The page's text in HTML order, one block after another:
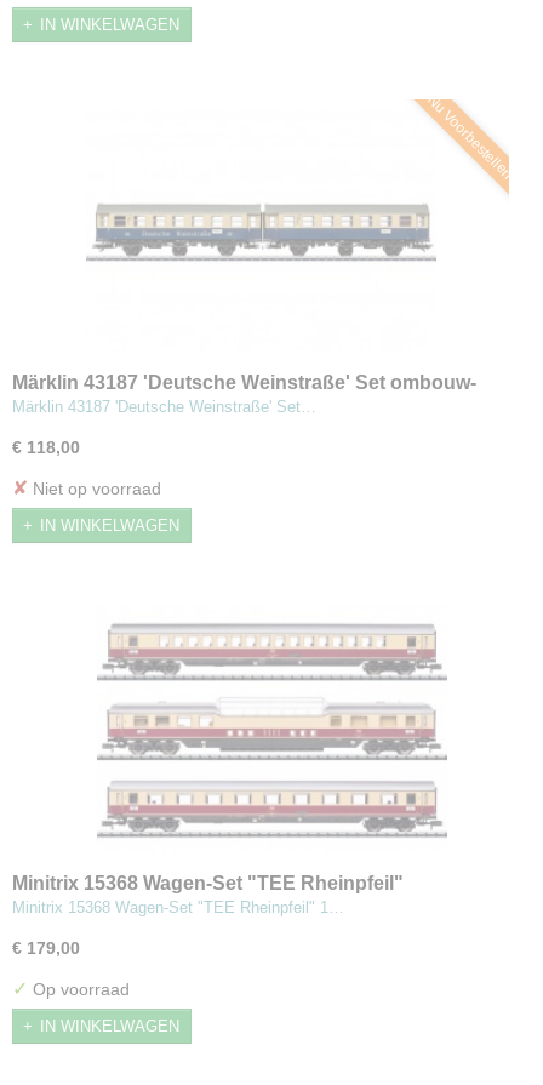
IN WINKELWAGEN
Nu Voorbestellen
Märklin 43187 'Deutsche Weinstraße' Set ombouw-
rijtuigen
Märklin 43187 'Deutsche Weinstraße' Set…
€ 118,00
✘ Niet op voorraad
IN WINKELWAGEN
Minitrix 15368 Wagen-Set "TEE Rheinpfeil"
Minitrix 15368 Wagen-Set "TEE Rheinpfeil" 1…
€ 179,00
✓ Op voorraad
IN WINKELWAGEN